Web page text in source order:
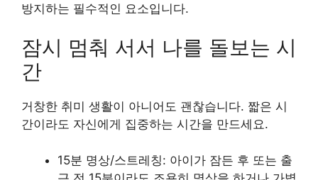
방지하는 필수적인 요소입니다.
잠시 멈춰 서서 나를 돌보는 시
간
거창한 취미 생활이 아니어도 괜찮습니다. 짧은 시
간이라도 자신에게 집중하는 시간을 만드세요.
15분 명상/스트레칭: 아이가 잠든 후 또는 출